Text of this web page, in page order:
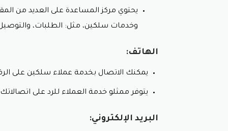
حلول المنزل الذكي:
مصابيح ذكية.
مكبرات صوت ذكية.
التحكم عبر الهاتف الذكي:
يحتوي مركز المساعدة على العديد من
وخدمات سلكين، مثل: الطلبات،
الهاتف:
يمكنك الاتصال بخدمة عملاء سلكين على الرقم: 966-11-4444-
يتوفر ممثلو خدمة العملاء للرد على
البريد الإلكتروني: